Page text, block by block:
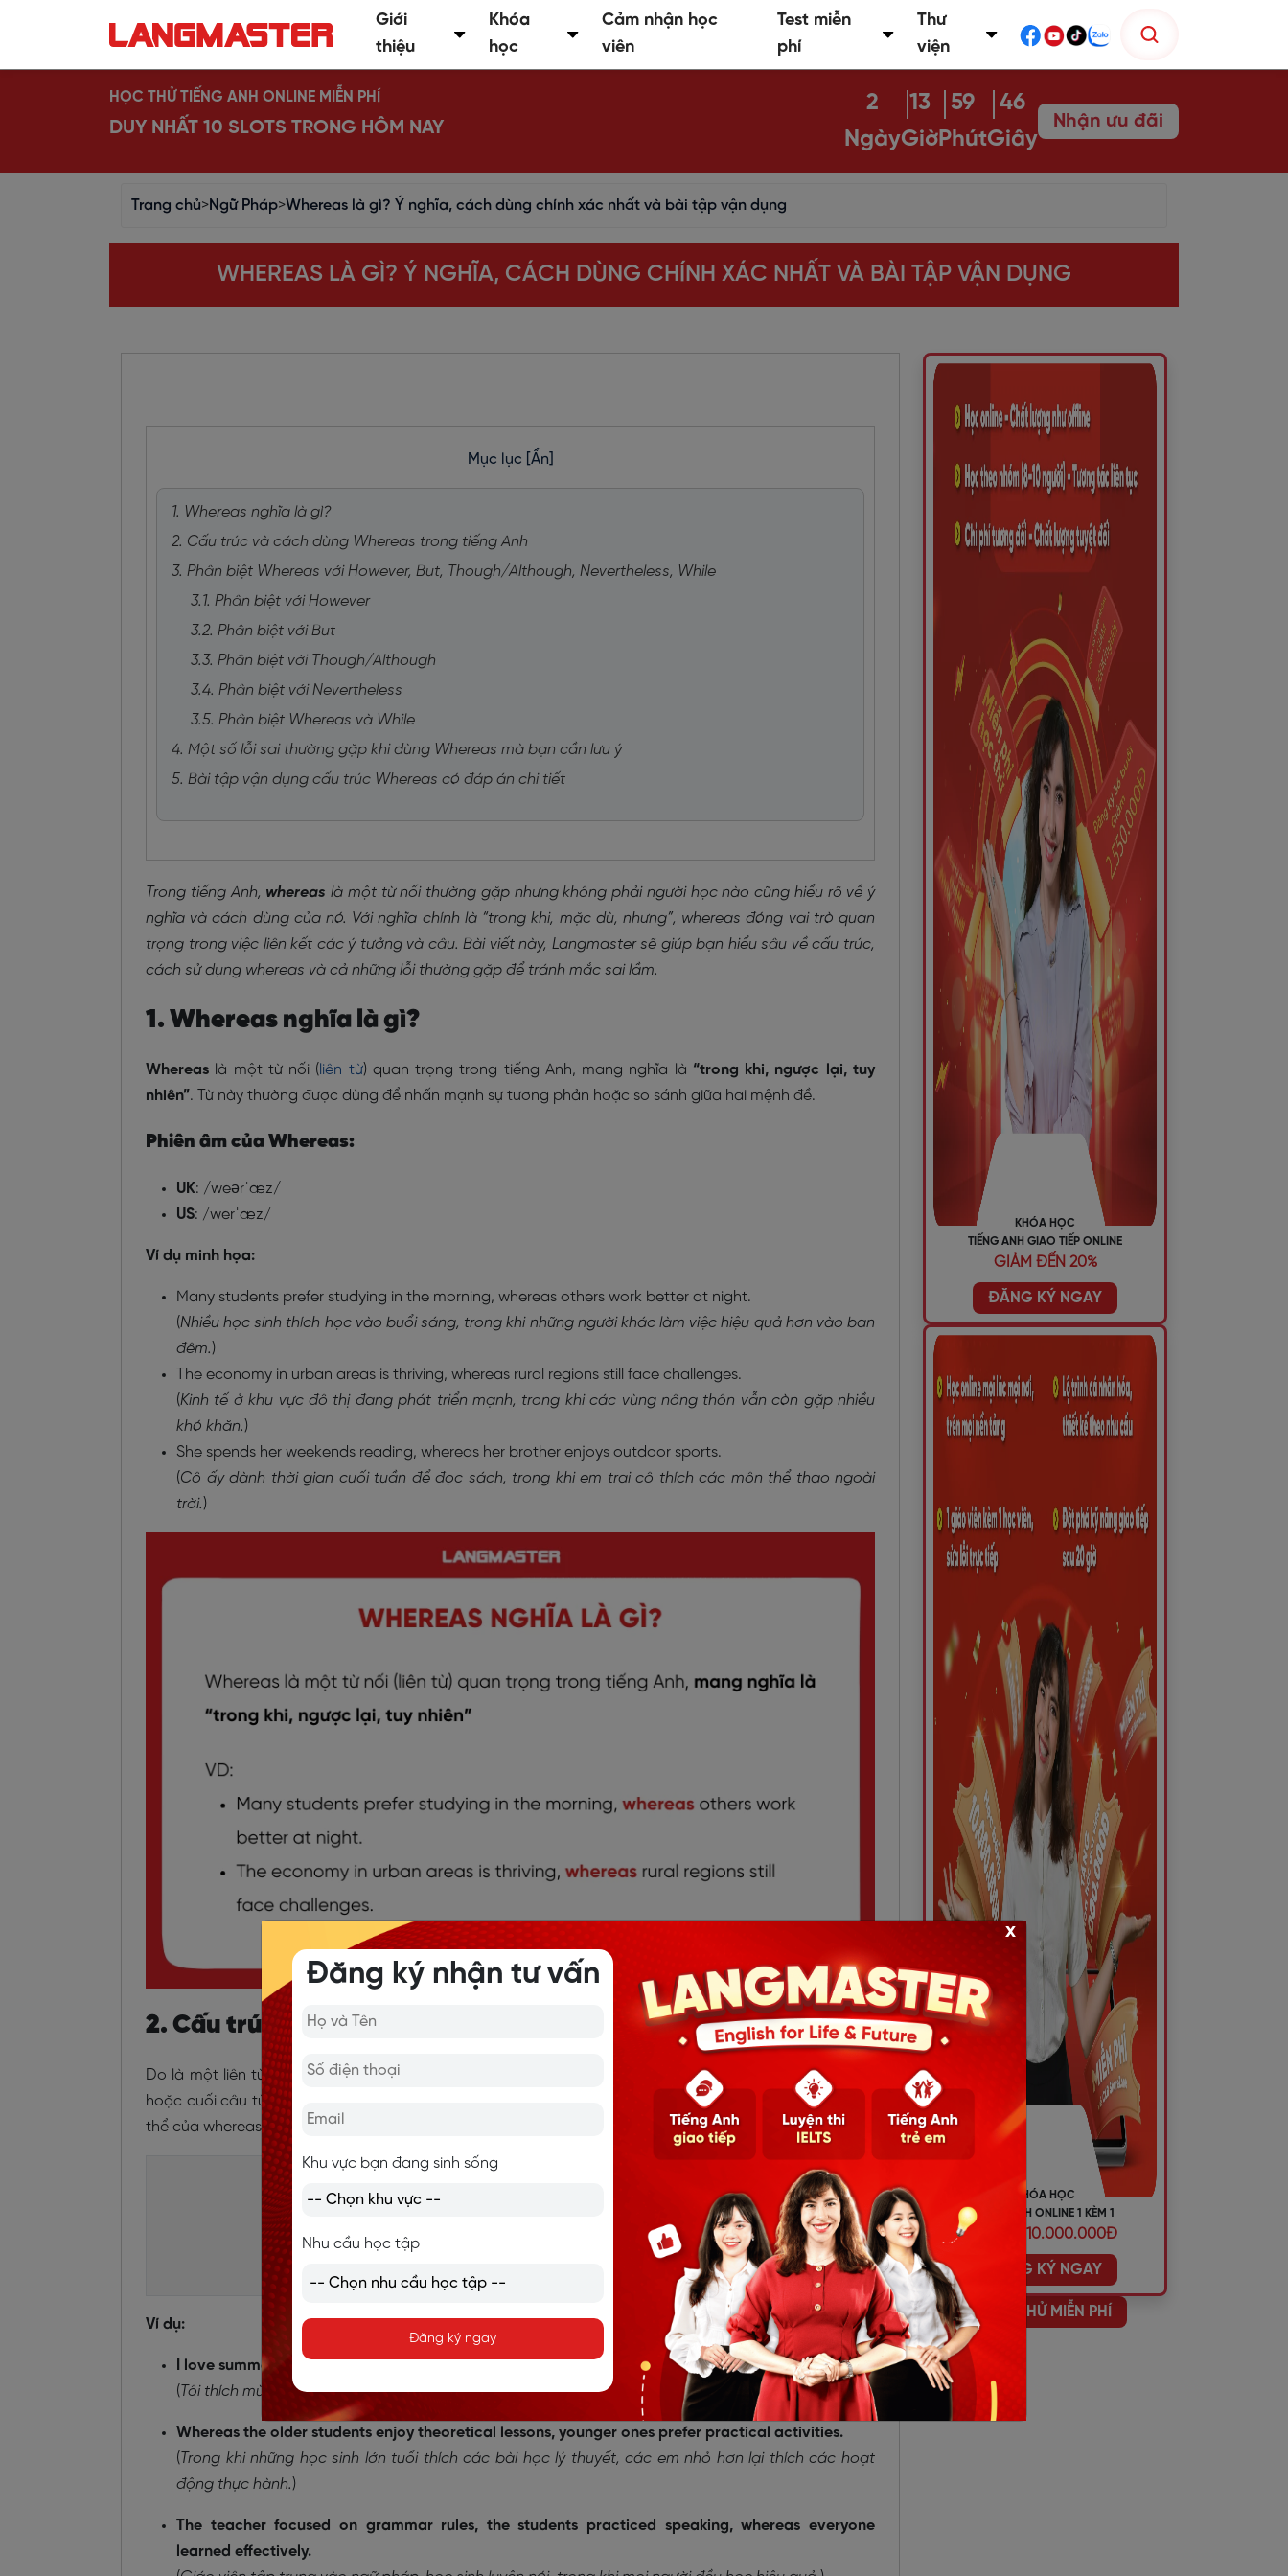
Giới
thiệu
Khóa
học
Cảm nhận học
viên
Test miễn
phí
Thư
viện
HỌC THỬ TIẾNG ANH ONLINE MIỄN PHÍ
DUY NHẤT 10 SLOTS TRONG HÔM NAY
2
Ngày
13
Giờ
59
Phút
44
Giây
Nhận ưu đãi
Trang chủ>Ngữ Pháp>Whereas là gì? Ý nghĩa, cách dùng chính xác nhất và bài tập vận dụng
WHEREAS LÀ GÌ? Ý NGHĨA, CÁCH DÙNG CHÍNH XÁC NHẤT VÀ BÀI TẬP VẬN DỤNG
Mục lục [Ẩn]
1. Whereas nghĩa là gì?
2. Cấu trúc và cách dùng Whereas trong tiếng Anh
3. Phân biệt Whereas với However, But, Though/Although, Nevertheless, While
3.1. Phân biệt với However
3.2. Phân biệt với But
3.3. Phân biệt với Though/Although
3.4. Phân biệt với Nevertheless
3.5. Phân biệt Whereas và While
4. Một số lỗi sai thường gặp khi dùng Whereas mà bạn cần lưu ý
5. Bài tập vận dụng cấu trúc Whereas có đáp án chi tiết
Trong tiếng Anh, whereas là một từ nối thường gặp nhưng không phải người học nào cũng hiểu rõ về ý
nghĩa và cách dùng của nó. Với nghĩa chính là “trong khi, mặc dù, nhưng”, whereas đóng vai trò quan
trọng trong việc liên kết các ý tưởng và câu. Bài viết này, Langmaster sẽ giúp bạn hiểu sâu về cấu trúc,
cách sử dụng whereas và cả những lỗi thường gặp để tránh mắc sai lầm.
1. Whereas nghĩa là gì?
Whereas là một từ nối ( liên từ) quan trọng trong tiếng Anh, mang nghĩa là “trong khi, ngược lại, tuy
nhiên”. Từ này thường được dùng để nhấn mạnh sự tương phản hoặc so sánh giữa hai mệnh đề.
Phiên âm của Whereas:
UK: /weərˈæz/
US: /werˈæz/
Ví dụ minh họa:
Many students prefer studying in the morning, whereas others work better at night.
(Nhiều học sinh thích học vào buổi sáng, trong khi những người khác làm việc hiệu quả hơn vào ban
đêm.)
The economy in urban areas is thriving, whereas rural regions still face challenges.
(Kinh tế ở khu vực đô thị đang phát triển mạnh, trong khi các vùng nông thôn vẫn còn gặp nhiều
khó khăn.)
She spends her weekends reading, whereas her brother enjoys outdoor sports.
(Cô ấy dành thời gian cuối tuần để đọc sách, trong khi em trai cô thích các môn thể thao ngoài
trời.)
2. Cấu trúc và cách dùng Whereas trong tiếng Anh
Do là một liên từ dùng để kết nối hai
trong tiếng Anh, Whereas có thể xuất hiện ở đầu, giữa
hoặc cuối câu tùy thuộc vào mục đích sử dụng. Dưới đây là các
cấu trúc thông dụng
và cách dùng cụ
thể của whereas:
S1 + V1, Whereas S2 + V2
Ví dụ:
I love summer, whereas my sister prefers winter.
( Tôi thích mùa hè, trong khi em gái tôi lại thích mùa đông.)
Whereas the older students enjoy theoretical lessons, younger ones prefer practical activities.
( Trong khi những học sinh lớn tuổi thích các bài học lý thuyết, các em nhỏ hơn lại thích các hoạt
động thực hành.)
The teacher focused on grammar rules, the students practiced speaking, whereas everyone
learned effectively.
KHÓA HỌC
TIẾNG ANH GIAO TIẾP ONLINE
GIẢM ĐẾN 20%
ĐĂNG KÝ NGAY
KHÓA HỌC
TIẾNG ANH ONLINE 1 KÈM 1
ƯU ĐÃI 10.000.000Đ
ĐĂNG KÝ NGAY
HỌC THỬ MIỄN PHÍ
Đăng ký nhận tư vấn
Khu vực bạn đang sinh sống
Nhu cầu học tập
Đăng ký ngay
x